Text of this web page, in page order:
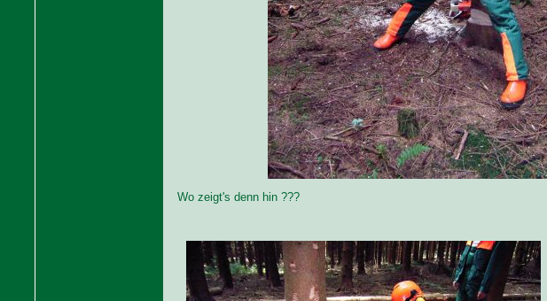
Wo zeigt's denn hin ???